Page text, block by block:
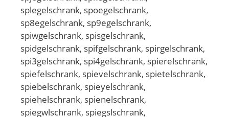
splegelschrank, spoegelschrank,
sp8egelschrank, sp9egelschrank,
spiwgelschrank, spisgelschrank,
spidgelschrank, spifgelschrank, spirgelschrank,
spi3gelschrank, spi4gelschrank, spierelschrank,
spiefelschrank, spievelschrank, spietelschrank,
spiebelschrank, spieyelschrank,
spiehelschrank, spienelschrank,
spiegwlschrank, spiegslschrank,